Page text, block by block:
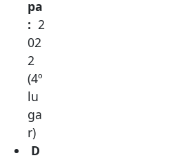
: 2
02
2
(4º
lu
ga
r)
D